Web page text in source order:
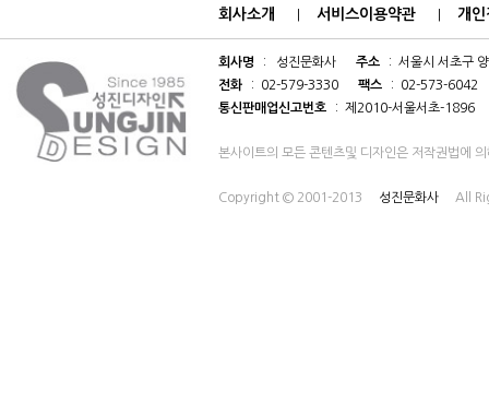
회사소개 서비스이용약관 개인
회사명 : 성진문화사 주소
: 서울시 서초구
전화
: 02-579-3330 팩스
: 02-573-6042
통신판매업신고번호
: 제2010-서울서초-1896
본사이트의 모든 콘텐츠및 디자인은 저작권법에
Copyright © 2001-2013 성진문화사 All